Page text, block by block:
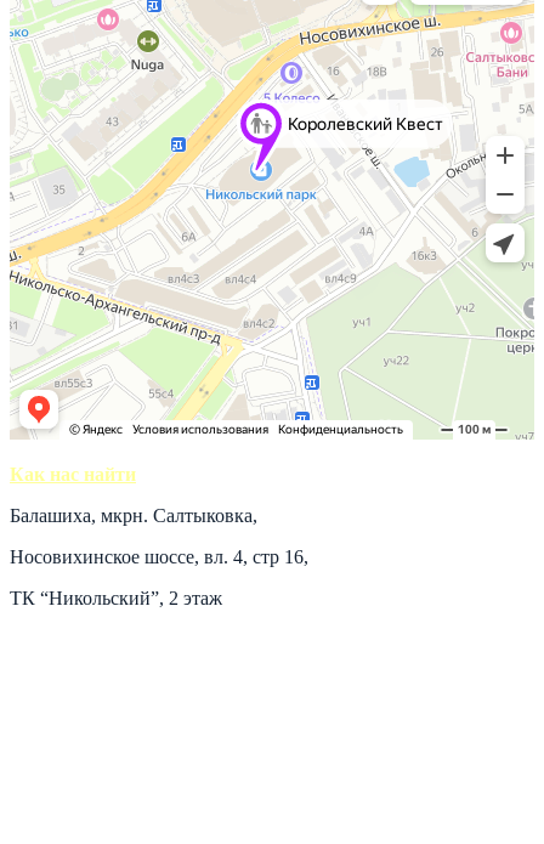
Как нас найти
Балашиха, мкрн. Салтыковка,
Носовихинское шоссе, вл. 4, стр 16,
ТК “Никольский”, 2 этаж